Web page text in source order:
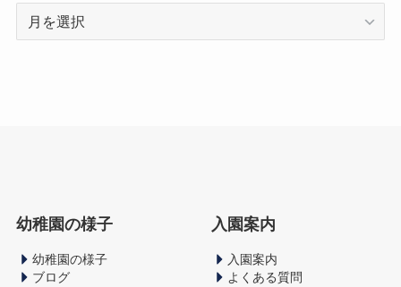
幼稚園の様子
幼稚園の様子
ブログ
入園案内
入園案内
よくある質問